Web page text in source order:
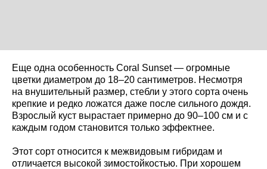
Еще одна особенность Coral Sunset — огромные
цветки диаметром до 18–20 сантиметров. Несмотря
на внушительный размер, стебли у этого сорта очень
крепкие и редко ложатся даже после сильного дождя.
Взрослый куст вырастает примерно до 90–100 см и с
каждым годом становится только эффектнее.
Этот сорт относится к межвидовым гибридам и
отличается высокой зимостойкостью. При хорошем